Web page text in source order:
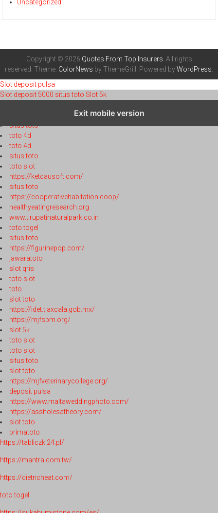
Uncategorized
Copyright © 2026 Quotes From Top Insurers . All rights
reserved. Theme: ColorNews by ThemeGrill. Powered byWordPress
Slot deposit pulsa
Slot deposit 5000 situs toto Slot 5k
Exit mobile version
situs toto
toto 4d
toto 4d
situs toto
toto slot
https://ketcausoft.com/
situs toto
https://cooperativehabitation.coop/
healthyeatingresearch.org
www.tirupatinaturalpark.co.in
toto togel
situs toto
https://figurinepop.com/
jawaratoto
slot qris
toto slot
toto
slot toto
https://idet.tlaxcala.gob.mx/
https://mjfspm.org/
slot 5k
toto slot
toto slot
situs toto
slot toto
https://mjfveterinarycollege.org/
deposit pulsa
https://www.maltaweddingphoto.com/
https://assholesatheory.com/
slot toto
primatoto
https://tabliczki24.pl/
https://mantra.com.tw/
https://dietncheat.com/
toto togel